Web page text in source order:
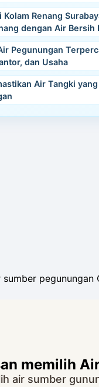
Kolam Renang
dengan Air Bersih
Pegunungan
dan Usaha
Air Tangki
memilih
air sumber